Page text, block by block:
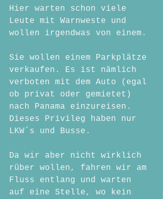
Hier warten schon viele
Leute mit Warnweste und
wollen irgendwas von einem.
Sie wollen einem Parkplätze
verkaufen. Es ist nämlich
verboten mit dem Auto (egal
ob privat oder gemietet)
nach Panama einzureisen.
Dieses Privileg haben nur
LKW´s und Busse.
Da wir aber nicht wirklich
rüber wollen, fahren wir am
Fluss entlang und warten
auf eine Stelle, wo kein